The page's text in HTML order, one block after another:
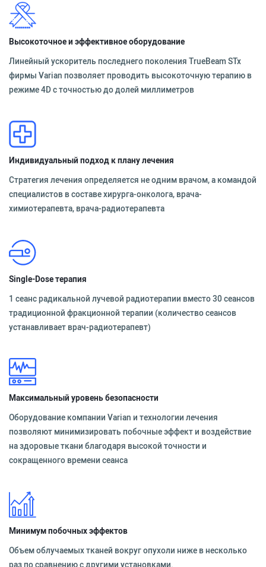
Высокоточное и эффективное оборудование
Линейный ускоритель последнего поколения TrueBeam STx
фирмы Varian позволяет проводить высокоточную терапию в
режиме 4D с точностью до долей миллиметров
Индивидуальный подход к плану лечения
Стратегия лечения определяется не одним врачом, а командой
специалистов в составе хирурга-онколога, врача-
химиотерапевта, врача-радиотерапевта
Single-Dose терапия
1 сеанс радикальной лучевой радиотерапии вместо 30 сеансов
традиционной фракционной терапии (количество сеансов
устанавливает врач-радиотерапевт)
Максимальный уровень безопасности
Оборудование компании Varian и технологии лечения
позволяют минимизировать побочные эффект и воздействие
на здоровые ткани благодаря высокой точности и
сокращенного времени сеанса
Минимум побочных эффектов
Объем облучаемых тканей вокруг опухоли ниже в несколько
раз по сравнению с другими установками.